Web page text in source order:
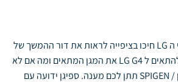
חובבי האנדרואיד וחובבי ה LG חיכו בציפייה לראות את דור ההמשך של
ה LG G3, עכשיו, נשאר להתאים ל LG G4 את המגן המתאים ומה אם לא
סידרת המגנים של ספיגן / SPIGEN תתן לכם מענה. ספיגן ידועה עם